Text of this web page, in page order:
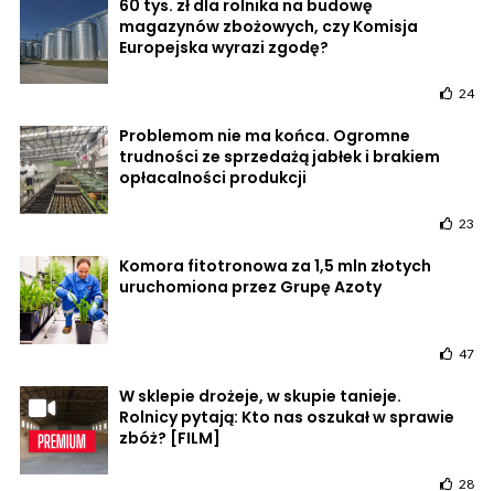
60 tys. zł dla rolnika na budowę
magazynów zbożowych, czy Komisja
Europejska wyrazi zgodę?
24
Problemom nie ma końca. Ogromne
trudności ze sprzedażą jabłek i brakiem
opłacalności produkcji
23
Komora fitotronowa za 1,5 mln złotych
uruchomiona przez Grupę Azoty
47
W sklepie drożeje, w skupie tanieje.
Rolnicy pytają: Kto nas oszukał w sprawie
zbóż? [FILM]
28